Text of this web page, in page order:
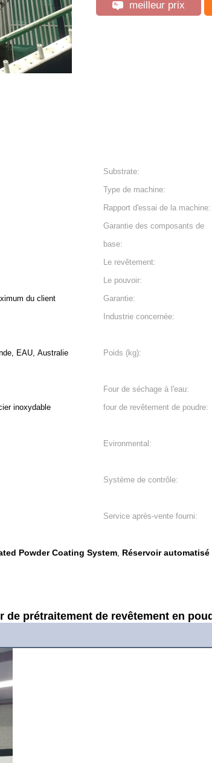
meilleur prix
Substrate:
Type de machine:
Rapport d'essai de la machine:
Garantie des composants de
base:
Le revêtement:
Le pouvoir:
du client Garantie:
Industrie concernée:
EAU, Australie Poids (kg):
Four de séchage à l'eau:
inoxydable four de revêtement de poudre:
Evironmental:
Système de contrôle:
Service après-vente fourni:
Powder Coating System, Réservoir
prétraitement de revêtement en